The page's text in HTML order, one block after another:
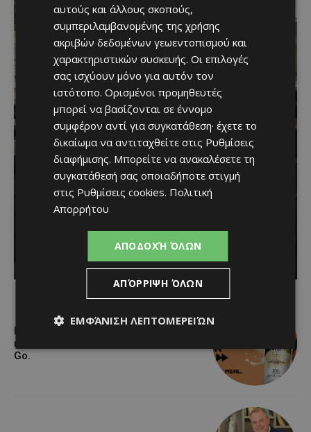
Η αγαπημένη πισίνα του
Αγίου Ιωάννη Πιτσιλιάς
ανοίγει ξανά – Έτοιμη να
υποδεχθεί το κοινό
Κατερίνα Χριστοφή - August 8, 2026
Η Arla Protein συνεχίζει να
καινοτομεί με το Arla Protein Food to
Go.
αυτούς και άλλους σκοπούς,
συμπεριλαμβανομένης της χρήσης
ακριβών δεδομένων γεωεντοπισμού και
χαρακτηριστικών συσκευής. Οι επιλογές
σας ισχύουν μόνο για αυτόν τον
ιστότοπο. Ορισμένοι προμηθευτές
μπορεί να βασίζονται σε έννομο
συμφέρον αντί για συγκατάθεση· έχετε το
δικαίωμα να αντιταχθείτε στις Ρυθμίσεις
διαφήμισης. Μπορείτε να ανακαλέσετε τη
συγκατάθεσή σας οποιαδήποτε στιγμή
στις Ρυθμίσεις cookies. Πολιτική
Απορρήτου
ΑΠΟΔΟΧΉ ΌΛΩΝ
ΑΠΌΡΡΙΨΗ ΌΛΩΝ
ΕΜΦΆΝΙΣΗ ΛΕΠΤΟΜΕΡΕΙΏΝ